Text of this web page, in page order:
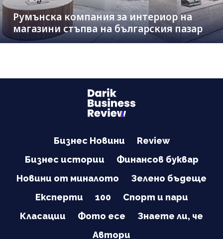
Румънска компания за интериор на
магазини стъпва на българския пазар
Бизнес Новини
Review
Бизнес истории
Финансов буквар
Новини от миналото
Зелено бъдеще
Експерти
100
Спорт и пари
Класации
Фото есе
Знаете ли, че
Автори